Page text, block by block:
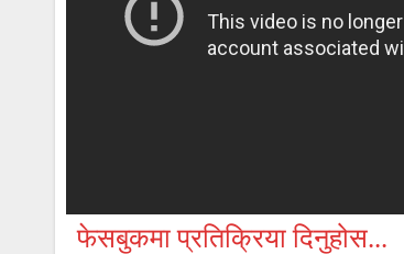
फेसबुकमा प्रतिक्रिया दिनुहोस...